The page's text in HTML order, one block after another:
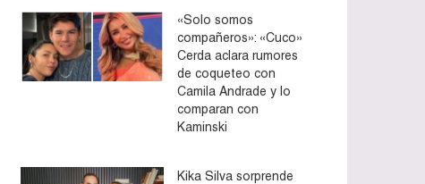
«Solo somos
compañeros»: «Cuco»
Cerda aclara rumores
de coqueteo con
Camila Andrade y lo
comparan con
Kaminski
Kika Silva sorprende